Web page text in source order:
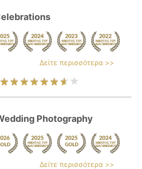
Δείτε περισσότερα >>
Photography
Δείτε περισσότερα >>